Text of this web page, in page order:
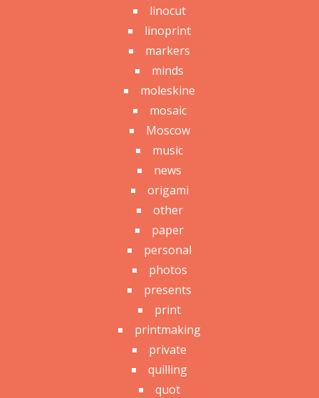
linocut
linoprint
markers
minds
moleskine
mosaic
Moscow
music
news
origami
other
paper
personal
photos
presents
print
printmaking
private
quilling
quot